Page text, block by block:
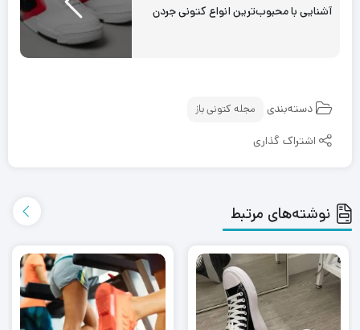
آشنایی با محبوب‌ترین انواع کتونی جردن
دسته‌بندی مجله کتونی باز
اشتراک گذاری
نوشته‌های مرتبط